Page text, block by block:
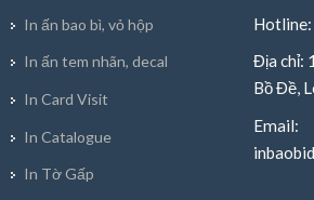
In ấn bao bì, vỏ hộp
In ấn tem nhãn, decal
In Card Visit
In Catalogue
In Tờ Gấp
Địa chỉ:
Bồ Đề,
Email: